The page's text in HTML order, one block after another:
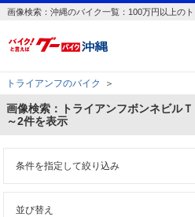
画像検索：沖縄のバイク一覧：100万円以上の
トライアンフのバイク ＞
画像検索：トライアンフボンネビル
～2件を表示
条件を指定して絞り込み
並び替え